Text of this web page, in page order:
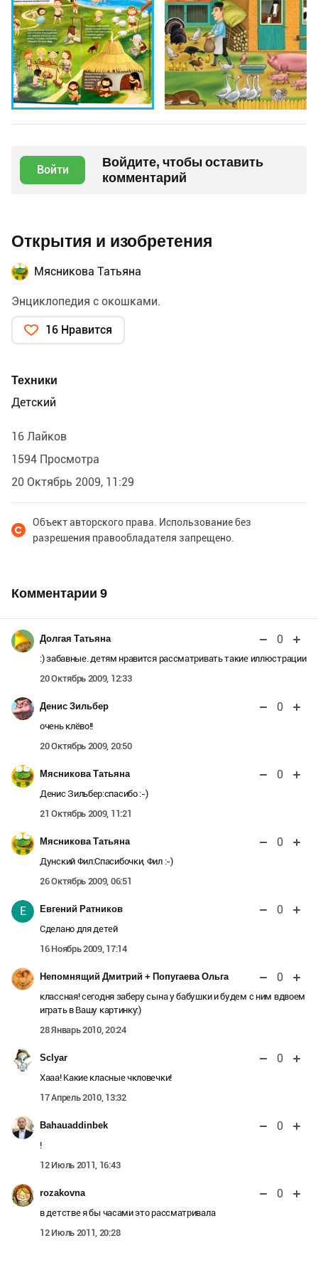
Войти
Войдите, чтобы оставить
комментарий
Открытия и изобретения
Мясникова Татьяна
Энциклопедия с окошками.
16 Нравится
Техники
Детский
16 Лайков
1594 Просмотра
20 Октябрь 2009, 11:29
Объект авторского права. Использование без
разрешения правообладателя запрещено.
Комментарии 9
Долгая Татьяна 0
:) забавные. детям нравится рассматривать такие иллюстрации
20 Октябрь 2009, 12:33
Денис Зильбер 0
очень клёво!!
20 Октябрь 2009, 20:50
Мясникова Татьяна 0
Денис Зильбер:спасибо :-)
21 Октябрь 2009, 11:21
Мясникова Татьяна 0
Дунский Фил:Спасибочки, Фил :-)
26 Октябрь 2009, 06:51
Е Евгений Ратников 0
Сделано для детей
16 Ноябрь 2009, 17:14
Непомнящий Дмитрий + Попугаева Ольга 0
классная! сегодня заберу сына у бабушки и будем с ним вдвоем
играть в Вашу картинку:)
28 Январь 2010, 20:24
Sclyar 0
Хааа! Какие класные чкловечки!
17 Апрель 2010, 13:32
Bahauaddinbek 0
!
12 Июль 2011, 16:43
rozakovna 0
в детстве я бы часами это рассматривала
12 Июль 2011, 20:28